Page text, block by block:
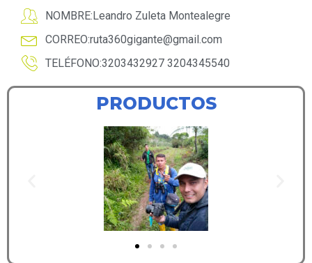
NOMBRE:Leandro Zuleta Montealegre
CORREO:ruta360gigante@gmail.com
TELÉFONO:3203432927 3204345540
PRODUCTOS